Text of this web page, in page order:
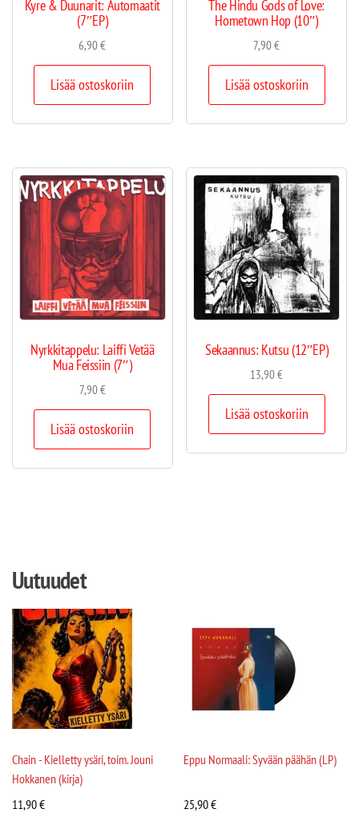
Kyre & Duunarit: Automaatit
(7″EP)
6,90€
Lisää ostoskoriin
The Hindu Gods of Love:
Hometown Hop (10″)
7,90€
Lisää ostoskoriin
Nyrkkitappelu: Laiffi Vetää
Mua Feissiin (7″)
7,90€
Lisää ostoskoriin
Sekaannus: Kutsu (12″EP)
13,90€
Lisää ostoskoriin
Uutuudet
Chain - Kielletty ysäri, toim. Jouni
Hokkanen (kirja)
11,90€
Eppu Normaali: Syvään päähän (LP)
25,90€